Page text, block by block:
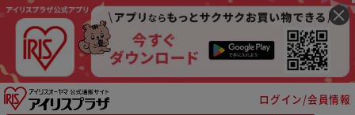
ログイン/会員情報